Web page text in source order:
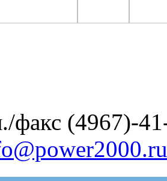
факс (4967)-